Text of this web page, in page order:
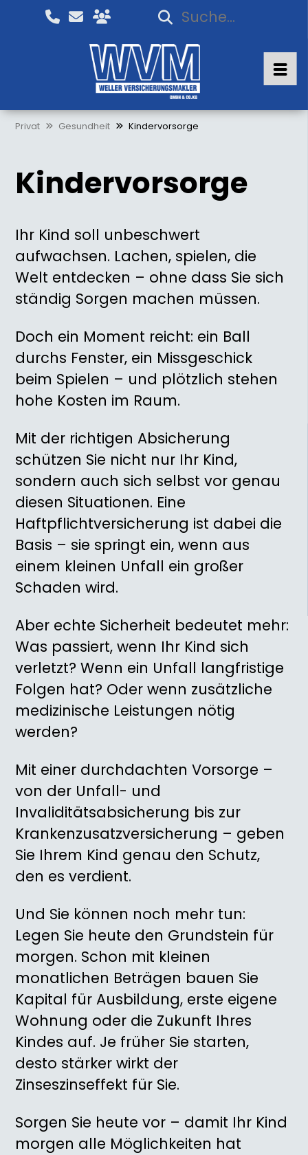
Privat Gesundheit Kindervorsorge
Kindervorsorge
Ihr Kind soll unbeschwert
aufwachsen. Lachen, spielen, die
Welt entdecken – ohne dass Sie sich
ständig Sorgen machen müssen.
Doch ein Moment reicht: ein Ball
durchs Fenster, ein Missgeschick
beim Spielen – und plötzlich stehen
hohe Kosten im Raum.
Mit der richtigen Absicherung
schützen Sie nicht nur Ihr Kind,
sondern auch sich selbst vor genau
diesen Situationen. Eine
Haftpflichtversicherung ist dabei die
Basis – sie springt ein, wenn aus
einem kleinen Unfall ein großer
Schaden wird.
Aber echte Sicherheit bedeutet mehr:
Was passiert, wenn Ihr Kind sich
verletzt? Wenn ein Unfall langfristige
Folgen hat? Oder wenn zusätzliche
medizinische Leistungen nötig
werden?
Mit einer durchdachten Vorsorge –
von der Unfall- und
Invaliditätsabsicherung bis zur
Krankenzusatzversicherung – geben
Sie Ihrem Kind genau den Schutz,
den es verdient.
Und Sie können noch mehr tun:
Legen Sie heute den Grundstein für
morgen. Schon mit kleinen
monatlichen Beträgen bauen Sie
Kapital für Ausbildung, erste eigene
Wohnung oder die Zukunft Ihres
Kindes auf. Je früher Sie starten,
desto stärker wirkt der
Zinseszinseffekt für Sie.
Sorgen Sie heute vor – damit Ihr Kind
morgen alle Möglichkeiten hat